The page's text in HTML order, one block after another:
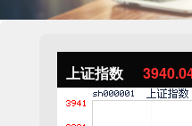
上证指数